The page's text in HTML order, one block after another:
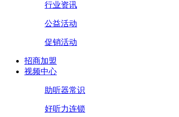
行业资讯
公益活动
促销活动
招商加盟
视频中心
助听器常识
好听力连锁